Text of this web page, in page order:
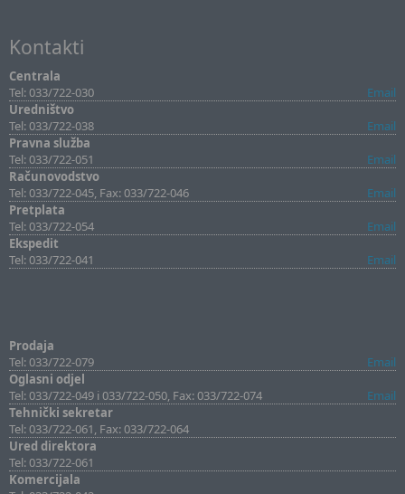
Kontakti
Centrala
Tel: 033/722-030
Email
Uredništvo
Tel: 033/722-038
Email
Pravna služba
Tel: 033/722-051
Email
Računovodstvo
Tel: 033/722-045, Fax: 033/722-046
Email
Pretplata
Tel: 033/722-054
Email
Ekspedit
Tel: 033/722-041
Email
Prodaja
Tel: 033/722-079
Email
Oglasni odjel
Tel: 033/722-049 i 033/722-050, Fax: 033/722-074
Email
Tehnički sekretar
Tel: 033/722-061, Fax: 033/722-064
Ured direktora
Tel: 033/722-061
Komercijala